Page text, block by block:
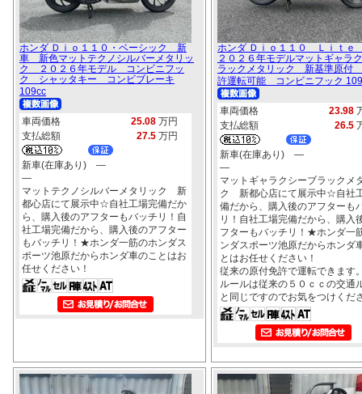
ホンダ Ｄｉｏ１１０・ベーシック 新
車 新色マットテクノシルバーメタリッ
ク ２０２６年モデル コンビニフッ
ク シャッタキー コンビブレーキ
109cc
車両価格 25.08 万円
支払総額
27.5 万円
新車(在庫あり) ―
―
マットテクノシルバーメタリック 新
都心店にて展示中☆自社工場完備だか
ら、購入後のアフターもバッチリ！自
社工場完備だから、購入後のアフター
もバッチリ！★ホンダ一筋のホンダス
ポーツ池原だからホンダ車のことはお
任せください！
ホンダ Ｄｉｏ１１０ Ｌｉｔ
２０２６年モデルマットギャラ
ラックメタリック 新基準原付
許運転可能 コンビニフック
車両価格 23.98
支払総額
26.5
新車(在庫あり) ―
―
マットギャラクシーブラックメ
ク 新都心店にて展示中☆自社
備だから、購入後のアフターも
リ！自社工場完備だから、購入
フターもバッチリ！★ホンダ一
ンダスポーツ池原だからホンダ
とはお任せください！
従来の原付免許で運転できます
ルールは従来の５０ｃｃの交通
と同じですのでお気をつけくだ